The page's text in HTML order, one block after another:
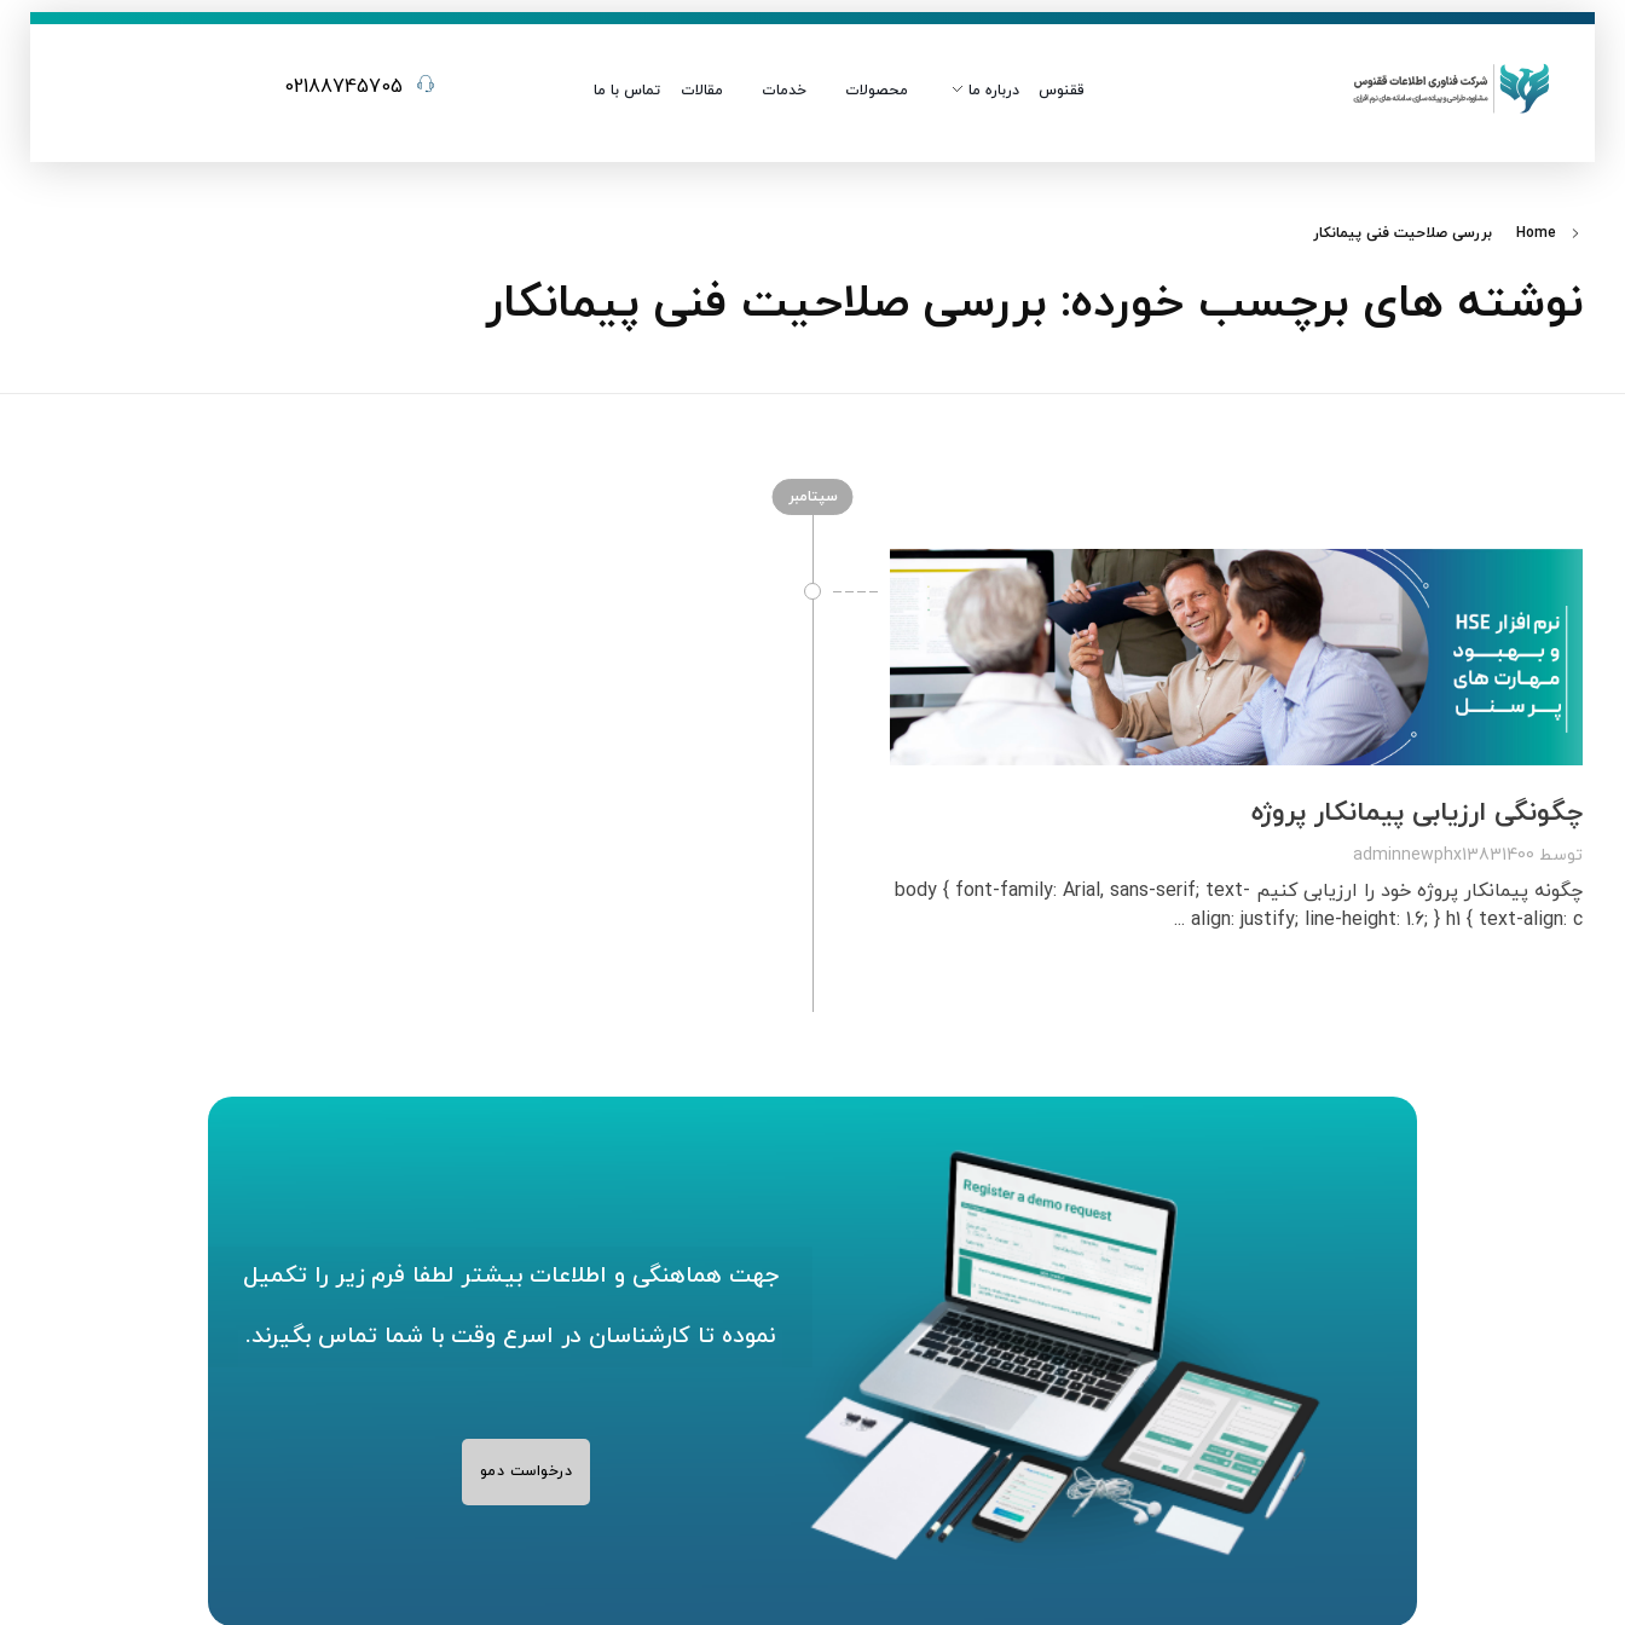
ققنوس درباره ما محصولات خدمات مقالات تماس با ما 02188745705
Home بررسی صلاحیت فنی پیمانکار
نوشته های برچسب خورده: بررسی صلاحیت فنی پیمانکار
سپتامبر
چگونگی ارزیابی پیمانکار پروژه
توسط adminnewphx13831400
چگونه پیمانکار پروژه خود را ارزیابی کنیم body { font-family: Arial, sans-serif; text-
align: justify; line-height: 1.6; } h1 { text-align: c ...
جهت هماهنگی و اطلاعات بیشتر لطفا فرم زیر را تکمیل
نموده تا کارشناسان در اسرع وقت با شما تماس بگیرند.
درخواست دمو